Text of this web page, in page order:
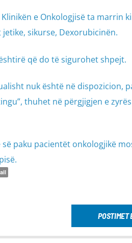
e Onkologjisë ta marrin
sikurse, Dexorubicinën.
që do të sigurohet shpejt.
nuk është në dispozicion,
thuhet në përgjigjen e
paku pacientët onkologjikë
POSTIMET